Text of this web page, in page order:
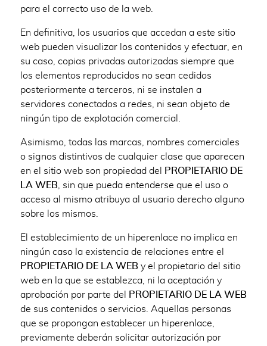
para el correcto uso de la web.
En definitiva, los usuarios que accedan a este sitio
web pueden visualizar los contenidos y efectuar, en
su caso, copias privadas autorizadas siempre que
los elementos reproducidos no sean cedidos
posteriormente a terceros, ni se instalen a
servidores conectados a redes, ni sean objeto de
ningún tipo de explotación comercial.
Asimismo, todas las marcas, nombres comerciales
o signos distintivos de cualquier clase que aparecen
en el sitio web son propiedad del
PROPIETARIO DE
LA WEB , sin que pueda entenderse que el uso o
acceso al mismo atribuya al usuario derecho alguno
sobre los mismos.
El establecimiento de un hiperenlace no implica en
ningún caso la existencia de relaciones entre el
PROPIETARIO DE LA WEB y el propietario del sitio
web en la que se establezca, ni la aceptación y
aprobación por parte del
PROPIETARIO DE LA WEB
de sus contenidos o servicios. Aquellas personas
que se propongan establecer un hiperenlace,
previamente deberán solicitar autorización por